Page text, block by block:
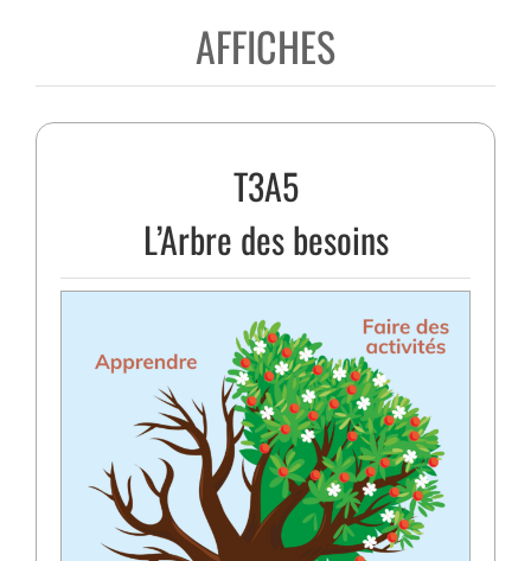
AFFICHES
T3A5
L’Arbre des besoins